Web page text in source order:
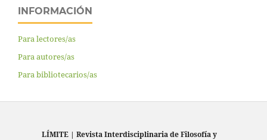
INFORMACIÓN
Para lectores/as
Para autores/as
Para bibliotecarios/as
LÍMITE | Revista Interdisciplinaria de Filosofía y